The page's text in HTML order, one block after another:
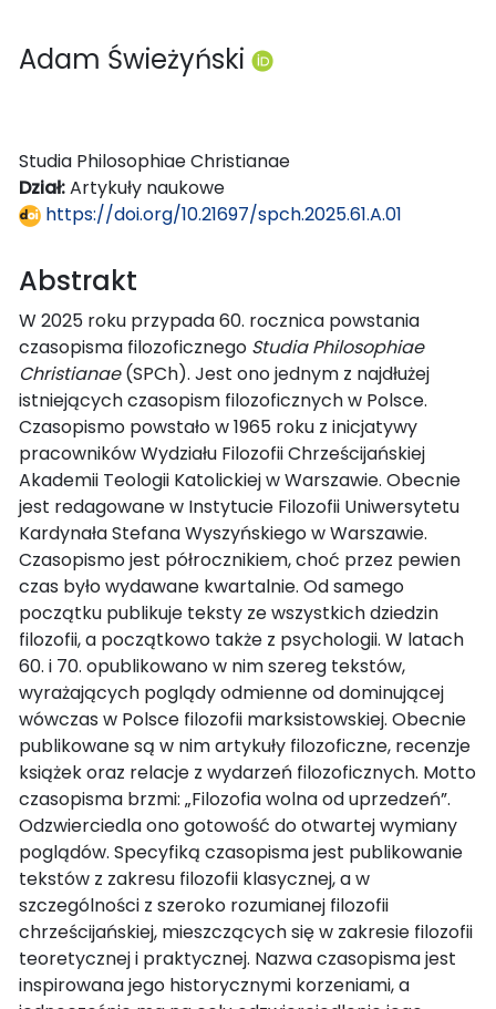
Adam Świeżyński
Studia Philosophiae Christianae
Dział:Artykuły naukowe
https://doi.org/10.21697/spch.2025.61.A.01
Abstrakt
W 2025 roku przypada 60. rocznica powstania
czasopisma filozoficznego Studia Philosophiae
Christianae(SPCh). Jest ono jednym z najdłużej
istniejących czasopism filozoficznych w Polsce.
Czasopismo powstało w 1965 roku z inicjatywy
pracowników Wydziału Filozofii Chrześcijańskiej
Akademii Teologii Katolickiej w Warszawie. Obecnie
jest redagowane w Instytucie Filozofii Uniwersytetu
Kardynała Stefana Wyszyńskiego w Warszawie.
Czasopismo jest półrocznikiem, choć przez pewien
czas było wydawane kwartalnie. Od samego
początku publikuje teksty ze wszystkich dziedzin
filozofii, a początkowo także z psychologii. W latach
60. i 70. opublikowano w nim szereg tekstów,
wyrażających poglądy odmienne od dominującej
wówczas w Polsce filozofii marksistowskiej. Obecnie
publikowane są w nim artykuły filozoficzne, recenzje
książek oraz relacje z wydarzeń filozoficznych. Motto
czasopisma brzmi: „Filozofia wolna od uprzedzeń”.
Odzwierciedla ono gotowość do otwartej wymiany
poglądów. Specyfiką czasopisma jest publikowanie
tekstów z zakresu filozofii klasycznej, a w
szczególności z szeroko rozumianej filozofii
chrześcijańskiej, mieszczących się w zakresie filozofii
teoretycznej i praktycznej. Nazwa czasopisma jest
inspirowana jego historycznymi korzeniami, a